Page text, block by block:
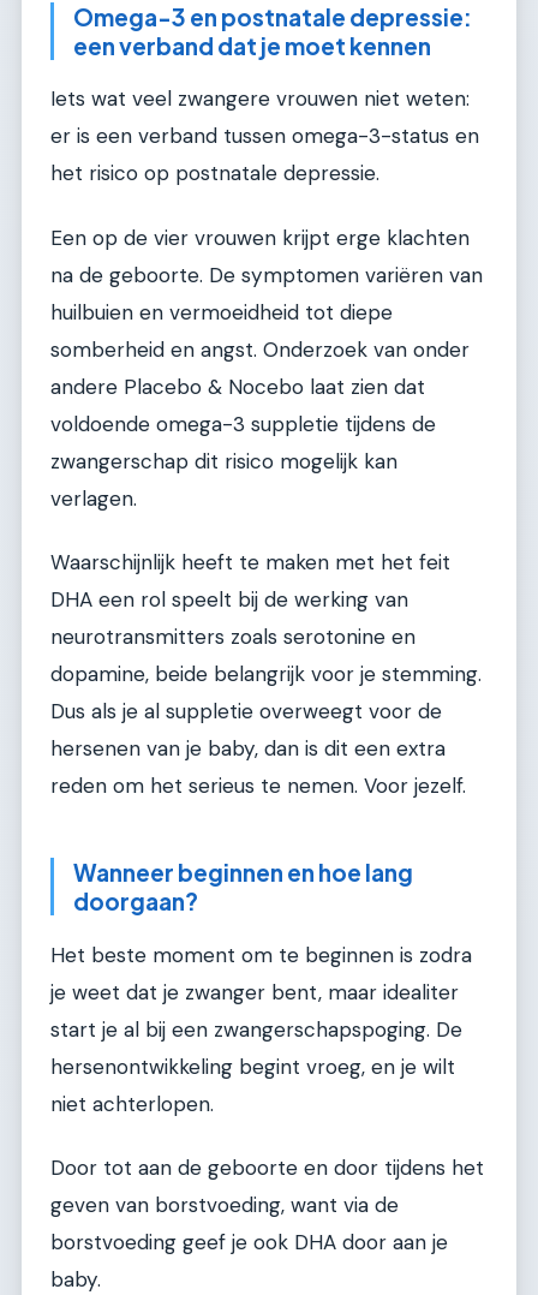
Omega-3 en postnatale depressie:
een verband dat je moet kennen
Iets wat veel zwangere vrouwen niet weten:
er is een verband tussen omega-3-status en
het risico op postnatale depressie.
Een op de vier vrouwen krijpt erge klachten
na de geboorte. De symptomen variëren van
huilbuien en vermoeidheid tot diepe
somberheid en angst. Onderzoek van onder
andere Placebo & Nocebo laat zien dat
voldoende omega-3 suppletie tijdens de
zwangerschap dit risico mogelijk kan
verlagen.
Waarschijnlijk heeft te maken met het feit
DHA een rol speelt bij de werking van
neurotransmitters zoals serotonine en
dopamine, beide belangrijk voor je stemming.
Dus als je al suppletie overweegt voor de
hersenen van je baby, dan is dit een extra
reden om het serieus te nemen. Voor jezelf.
Wanneer beginnen en hoe lang
doorgaan?
Het beste moment om te beginnen is zodra
je weet dat je zwanger bent, maar idealiter
start je al bij een zwangerschapspoging. De
hersenontwikkeling begint vroeg, en je wilt
niet achterlopen.
Door tot aan de geboorte en door tijdens het
geven van borstvoeding, want via de
borstvoeding geef je ook DHA door aan je
baby.